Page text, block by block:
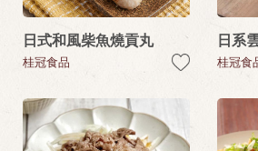
日式和風柴魚燒貢丸
桂冠食品
日系
桂冠食